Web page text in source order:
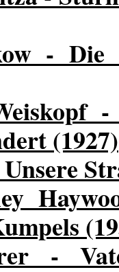
- Die
-
(1927)
-